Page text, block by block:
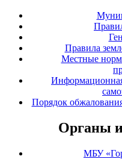
Правила
Местные
Порядок
Органы
МБУ